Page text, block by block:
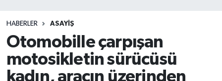
HABERLER ASAYIŞ
Otomobille çarpışan
motosikletin sürücüsü
kadın, aracın üzerinden